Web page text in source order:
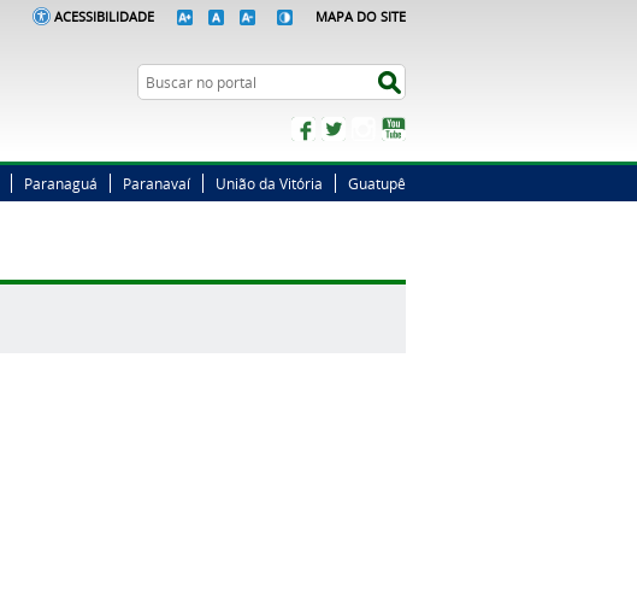
ACESSIBILIDADE MAPA DO SITE
Busca
FacebookTwitterInstagram
Paranaguá Paranavaí União da Vitória Guatupê